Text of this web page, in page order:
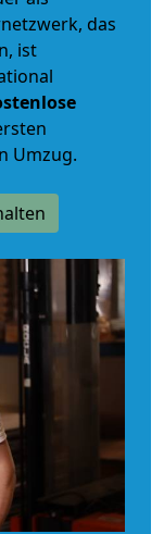
das
ist
Umzug.